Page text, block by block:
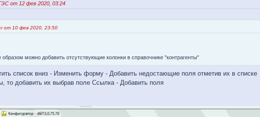
от 12 фев 2020, 03:24
от 10 фев 2020, 23:50
можно добавить отсутствующие колонки в справочнике "контрагенты"
список вниз - Изменить форму - Добавить недостающие поля отметив их в списке
то добавить их выбрав поле Ссылка - Добавить поля